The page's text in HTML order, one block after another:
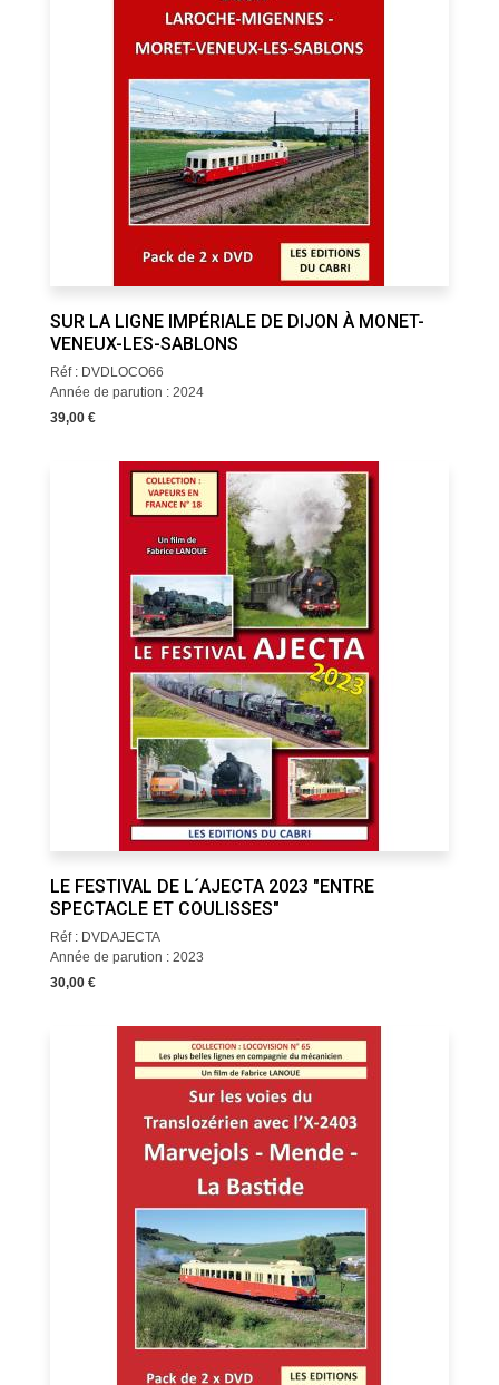
SUR LA LIGNE IMPÉRIALE DE DIJON À MONET-
VENEUX-LES-SABLONS
Réf : DVDLOCO66
Année de parution : 2024
39,00 €
LE FESTIVAL DE L´AJECTA 2023 "ENTRE
SPECTACLE ET COULISSES"
Réf : DVDAJECTA
Année de parution : 2023
30,00 €